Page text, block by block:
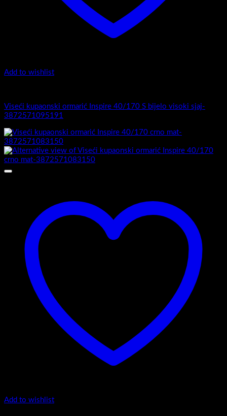
Add to wishlist
Viseći kupaonski ormarić Inspire 40/170 S bijelo visoki sjaj-
3872571095191
Add to wishlist